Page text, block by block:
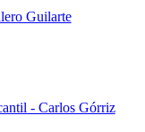
Guilarte
- Carlos Górriz